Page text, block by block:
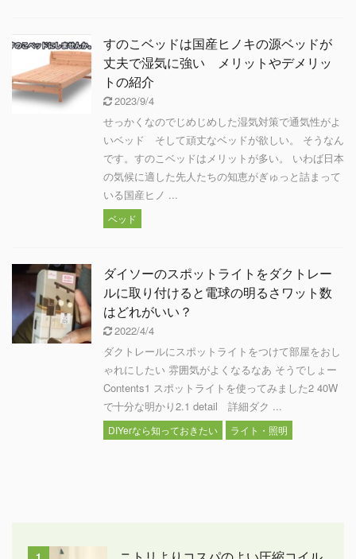
すのこベッドは国産ヒノキの源ベッドが
丈夫で湿気に強い メリットやデメリッ
トの紹介
2023/9/4
せっかくなのでじめじめした湿気対策で通気性がよ
いベッド そして頑丈なベッドが欲しい。 そうなん
です。すのこベッドはメリットが多い。 いわば日本
の気候に適した先人たちの知恵がぎゅっと詰まって
いる国産ヒノ ...
ベッド
ダイソーのスポットライトをダクトレー
ルに取り付けると電球の明るさワット数
はどれがいい？
2022/4/4
ダクトレールにスポットライトをつけて部屋をおし
ゃれにしたい 雰囲気がよくなるなあ そうでしょー
Contents1 スポットライトを使ってみました2 40W
で十分な明かり2.1 detail 詳細ダク ...
DIYerなら知っておきたい ライト・照明